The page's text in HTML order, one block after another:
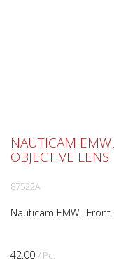
42.00 / Pc.
NAUTICAM
OBJECTIVE LENS
87522A
Nauticam EMWL